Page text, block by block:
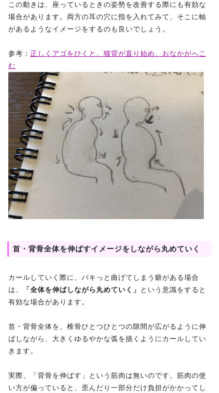
この動きは、座っているときの姿勢を改善する際にも有効な
場合があります。両方の耳の穴に指を入れてみて、そこに軸
があるようなイメージをするのも良いでしょう。
参考： 正しくアゴをひくと、猫背が直り始め、おなかがへこ
む
首・背骨全体を伸ばすイメージをしながら丸めていく
カールしていく際に、バキっと曲げてしまう癖がある場合
は、
「全体を伸ばしながら丸めていく」
という意識をすると
有効な場合があります。
首・背骨全体を、椎骨ひとつひとつの隙間が広がるように伸
ばしながら、大きくゆるやかな弧を描くようにカールしてい
きます。
実際、「背骨を伸ばす」という筋肉は無いのです。筋肉の使
い方が偏っていると、歪んだり一部分だけ負担がかかってし